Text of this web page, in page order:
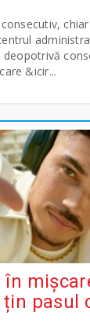
&icir...
în
pasul